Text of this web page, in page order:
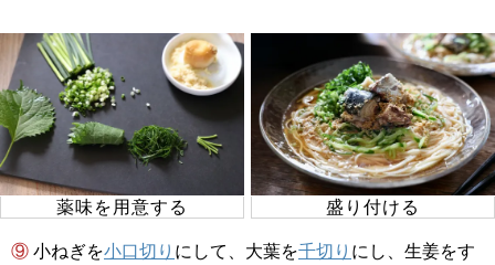
薬味を用意する 盛り付ける
⑨ 小ねぎを小口切り にして、大葉を千切り にし、生姜をす